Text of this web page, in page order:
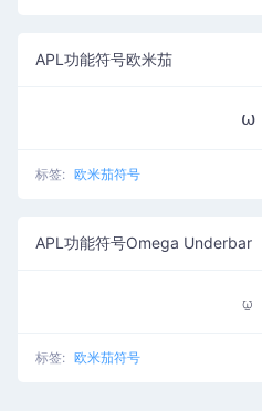
APL功能符号欧米茄
⍵
标签: 欧米茄符号
APL功能符号Omega Underbar
⍹
标签: 欧米茄符号